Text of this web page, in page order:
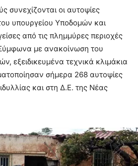
συνεχίζονται οι αυτοψίες
υπουργείου Υποδομών και
από τις πλημμύρες περιοχές
με ανακοίνωση του
εξειδικευμένα τεχνικά κλιμάκια
σήμερα 268 αυτοψίες
και στη Δ.Ε. της Νέας